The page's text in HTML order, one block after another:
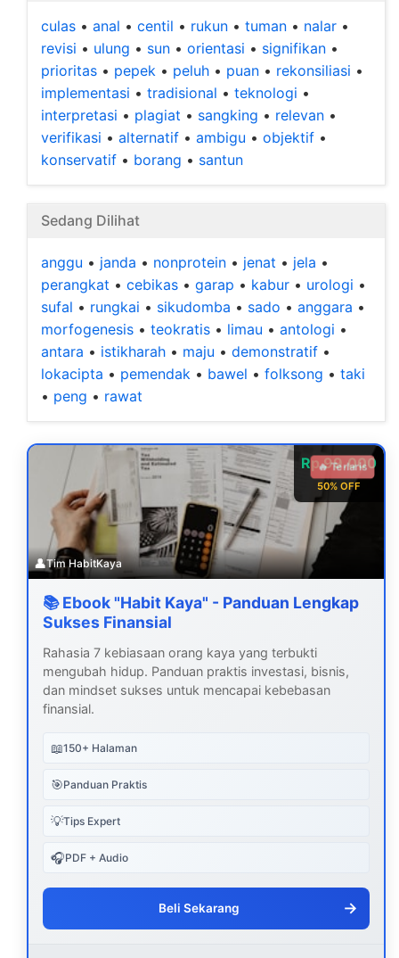
culas • anal • centil • rukun • tuman • nalar •
revisi • ulung • sun • orientasi • signifikan •
prioritas • pepek • peluh • puan • rekonsiliasi •
implementasi • tradisional • teknologi •
interpretasi • plagiat • sangking • relevan •
verifikasi • alternatif • ambigu • objektif •
konservatif • borang • santun
Sedang Dilihat
anggu • janda • nonprotein • jenat • jela •
perangkat • cebikas • garap • kabur • urologi •
sufal • rungkai • sikudomba • sado • anggara •
morfogenesis • teokratis • limau • antologi •
antara • istikharah • maju • demonstratif •
lokacipta • pemendak • bawel • folksong • taki
• peng • rawat
Rp 99.000
50% OFF
🔥 Terlaris
👤Tim HabitKaya
📚 Ebook "Habit Kaya" - Panduan Lengkap
Sukses Finansial
Rahasia 7 kebiasaan orang kaya yang terbukti
mengubah hidup. Panduan praktis investasi, bisnis,
dan mindset sukses untuk mencapai kebebasan
finansial.
📖150+ Halaman
🎯Panduan Praktis
💡Tips Expert
🎧PDF + Audio
Beli Sekarang →